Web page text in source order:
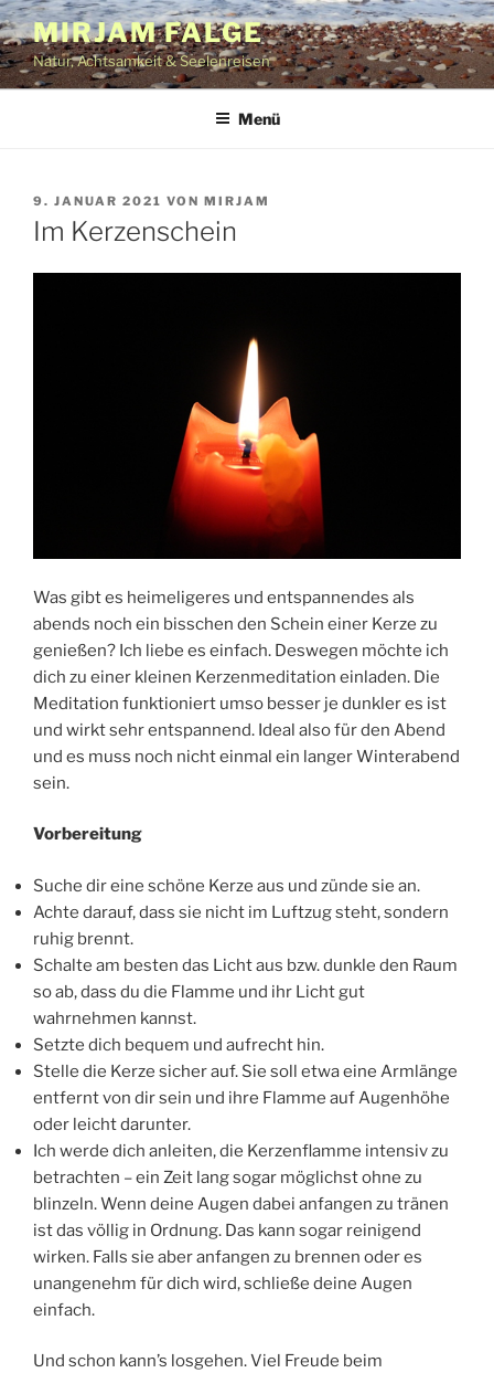
Zum
Inhalt
springen
MIRJAM FALGE
Natur, Achtsamkeit & Seelenreisen
Menü
VERÖFFENTLICHT
AM
9. JANUAR 2021 VON MIRJAM
Im Kerzenschein
Was gibt es heimeligeres und entspannendes als
abends noch ein bisschen den Schein einer Kerze zu
genießen? Ich liebe es einfach. Deswegen möchte ich
dich zu einer kleinen Kerzenmeditation einladen. Die
Meditation funktioniert umso besser je dunkler es ist
und wirkt sehr entspannend. Ideal also für den Abend
und es muss noch nicht einmal ein langer Winterabend
sein.
Vorbereitung
Suche dir eine schöne Kerze aus und zünde sie an.
Achte darauf, dass sie nicht im Luftzug steht, sondern
ruhig brennt.
Schalte am besten das Licht aus bzw. dunkle den Raum
so ab, dass du die Flamme und ihr Licht gut
wahrnehmen kannst.
Setzte dich bequem und aufrecht hin.
Stelle die Kerze sicher auf. Sie soll etwa eine Armlänge
entfernt von dir sein und ihre Flamme auf Augenhöhe
oder leicht darunter.
Ich werde dich anleiten, die Kerzenflamme intensiv zu
betrachten – ein Zeit lang sogar möglichst ohne zu
blinzeln. Wenn deine Augen dabei anfangen zu tränen
ist das völlig in Ordnung. Das kann sogar reinigend
wirken. Falls sie aber anfangen zu brennen oder es
unangenehm für dich wird, schließe deine Augen
einfach.
Und schon kann’s losgehen. Viel Freude beim